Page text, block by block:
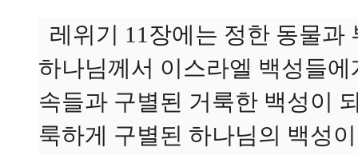
레위기 11장에는 정한 동물과
하나님께서 이스라엘 백성들
속들과 구별된 거룩한 백성이
룩하게 구별된 하나님의 백성